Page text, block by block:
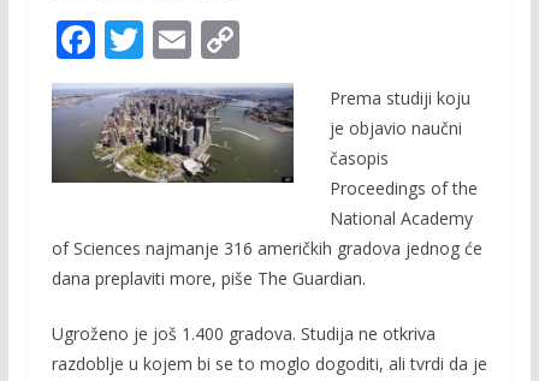
F
ac
e
b
o
o
k
T
w
itt
er
E
m
ai
l
C
o
p
y
Li
n
k
Prema studiji koju
je objavio naučni
časopis
Proceedings of the
National Academy
of Sciences najmanje 316 američkih gradova jednog će
dana preplaviti more, piše The Guardian.
Ugroženo je još 1.400 gradova. Studija ne otkriva
razdoblje u kojem bi se to moglo dogoditi, ali tvrdi da je